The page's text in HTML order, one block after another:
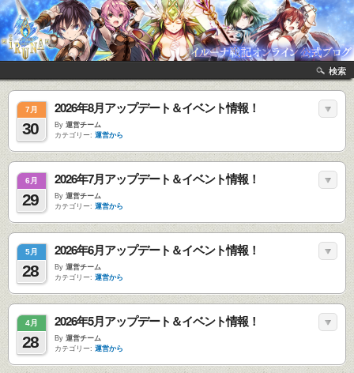
検索
7月
30
2026年8月アップデート＆イベント情報！
By 運営チーム
カテゴリー: 運営から
6月
29
2026年7月アップデート＆イベント情報！
By 運営チーム
カテゴリー: 運営から
5月
28
2026年6月アップデート＆イベント情報！
By 運営チーム
カテゴリー: 運営から
4月
28
2026年5月アップデート＆イベント情報！
By 運営チーム
カテゴリー: 運営から